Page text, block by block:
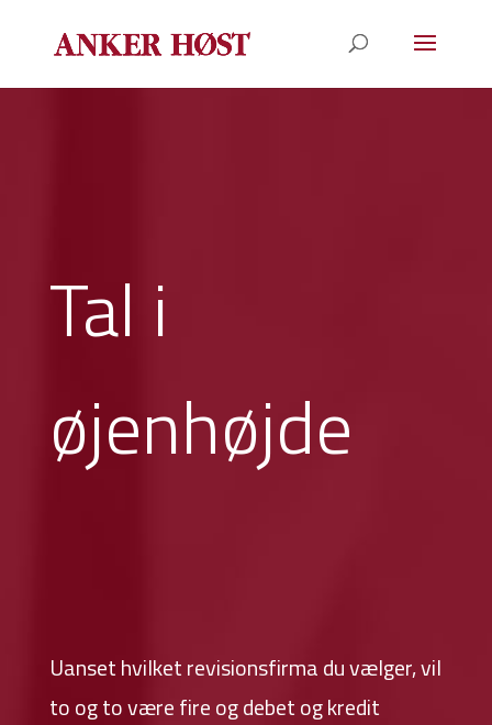
Tal i
øjenhøjde
Uanset hvilket revisionsfirma du vælger, vil
to og to være fire og debet og kredit